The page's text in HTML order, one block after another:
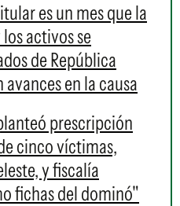
es un mes que la
activos se
de República
en la causa
prescripción
cinco víctimas,
y fiscalía
fichas del dominó"